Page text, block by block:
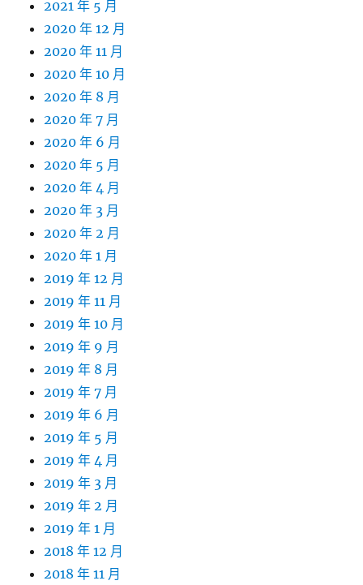
2021 年 5 月
2020 年 12 月
2020 年 11 月
2020 年 10 月
2020 年 8 月
2020 年 7 月
2020 年 6 月
2020 年 5 月
2020 年 4 月
2020 年 3 月
2020 年 2 月
2020 年 1 月
2019 年 12 月
2019 年 11 月
2019 年 10 月
2019 年 9 月
2019 年 8 月
2019 年 7 月
2019 年 6 月
2019 年 5 月
2019 年 4 月
2019 年 3 月
2019 年 2 月
2019 年 1 月
2018 年 12 月
2018 年 11 月